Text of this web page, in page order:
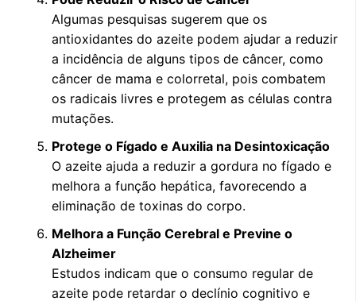
Algumas pesquisas sugerem que os
antioxidantes do azeite podem ajudar a reduzir
a incidência de alguns tipos de câncer, como
câncer de mama e colorretal, pois combatem
os radicais livres e protegem as células contra
mutações.
Protege o Fígado e Auxilia na Desintoxicação
O azeite ajuda a reduzir a gordura no fígado e
melhora a função hepática, favorecendo a
eliminação de toxinas do corpo.
Melhora a Função Cerebral e Previne o
Alzheimer
Estudos indicam que o consumo regular de
azeite pode retardar o declínio cognitivo e